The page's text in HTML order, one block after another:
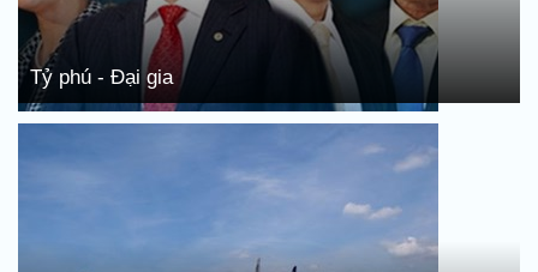
Tỷ phú - Đại gia